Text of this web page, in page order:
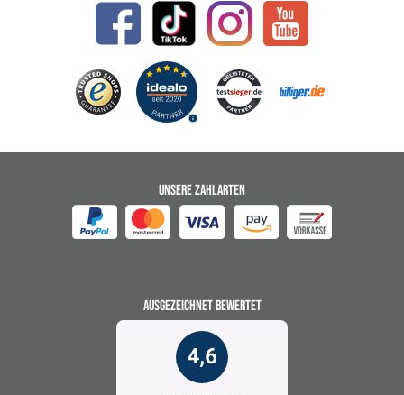
UNSERE ZAHLARTEN
AUSGEZEICHNET BEWERTET